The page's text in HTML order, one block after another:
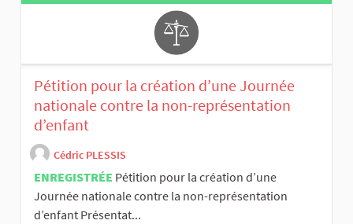
Pétition pour la création d’une Journée
nationale contre la non-représentation
d’enfant
Cédric PLESSIS
ENREGISTRÉE Pétition pour la création d’une
Journée nationale contre la non-représentation
d’enfant Présentat...